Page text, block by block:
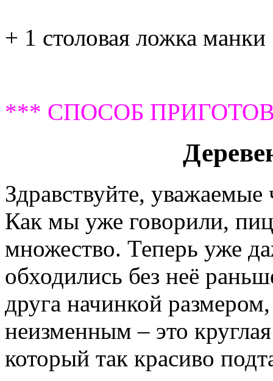
+ 1 столовая ложка манки
*** СПОСОБ
Здравствуйте, уважаемые
Как мы уже говорили,
множество. Теперь уже
обходились без неё
друга начинкой
неизменным – это
который так красиво